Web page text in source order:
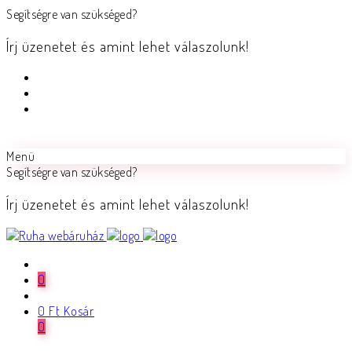
Segítségre van szükséged?
Írj üzenetet és amint lehet válaszolunk!
Menü
Segítségre van szükséged?
Írj üzenetet és amint lehet válaszolunk!
0
0 Ft Kosár
0